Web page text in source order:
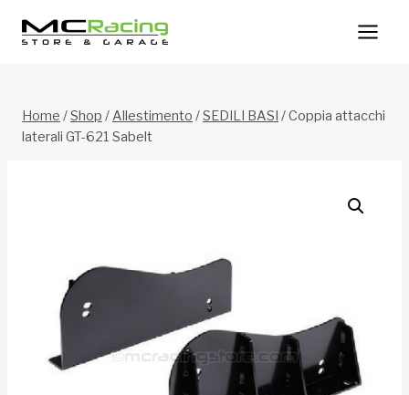
Home /Shop /Allestimento /SEDILI BASI /Coppia attacchi
laterali GT-621 Sabelt